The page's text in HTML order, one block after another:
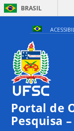
BRASIL
Portal de
Pesquisa